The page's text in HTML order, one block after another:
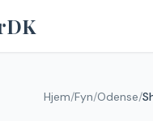
Hjem/Fyn/Odense/